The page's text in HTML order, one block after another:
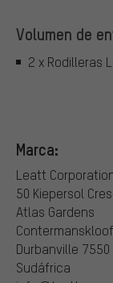
Volumen de
2 x Rodilleras
Marca:
Leatt
50 Kiepersol
Atlas Gardens
Durbanville 7550
Sudáfrica